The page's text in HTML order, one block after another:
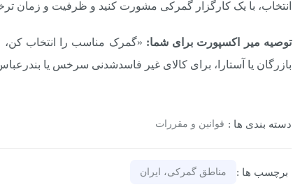
انتخاب، با یک کارگزار گمرکی مشورت کنید و ظرفیت و زمان
توصیه میر اکسپورت برای شما: «گمرک مناسب را انتخاب کن،
بازرگان یا آستارا، برای کالای غیر فاسدشدنی سرخس یا
دسته‌ بندی‌ ها : قوانین و مقررات
برچسب‌ ها : مناطق گمرکی، ایران